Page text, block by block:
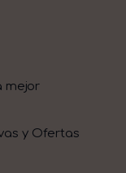
mejor
y Ofertas